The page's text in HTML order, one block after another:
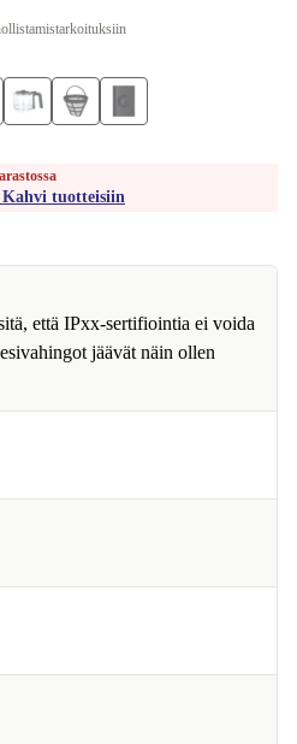
Kahvi tuotteisiin
että IPxx-sertifiointia ei voida
jäävät näin ollen